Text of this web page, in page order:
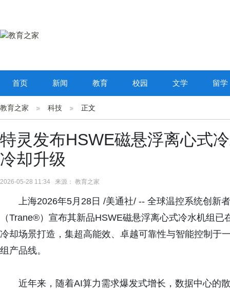
首页 新闻 教育 校园 文学 留学
教育之家 科技 正文
特灵发布HSWE磁悬浮离心式
冷却升级
2026-05-28 11:34 来源： 教育之家
上海2026年5月28日 /美通社/ -- 全球温控系统创新
（Trane®）宣布其新品HSWE磁悬浮离心式冷水机组
冷却场景打造，集超高能效、卓越可靠性与智能控制于
组产品线。
近年来，随着AI算力需求爆发式增长，数据中心的